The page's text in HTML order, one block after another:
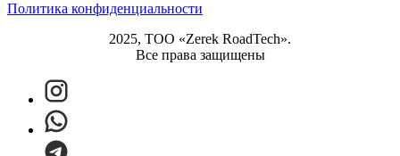
Политика конфиденциальности
2025, ТОО «Zerek RoadTech».
Все права защищены